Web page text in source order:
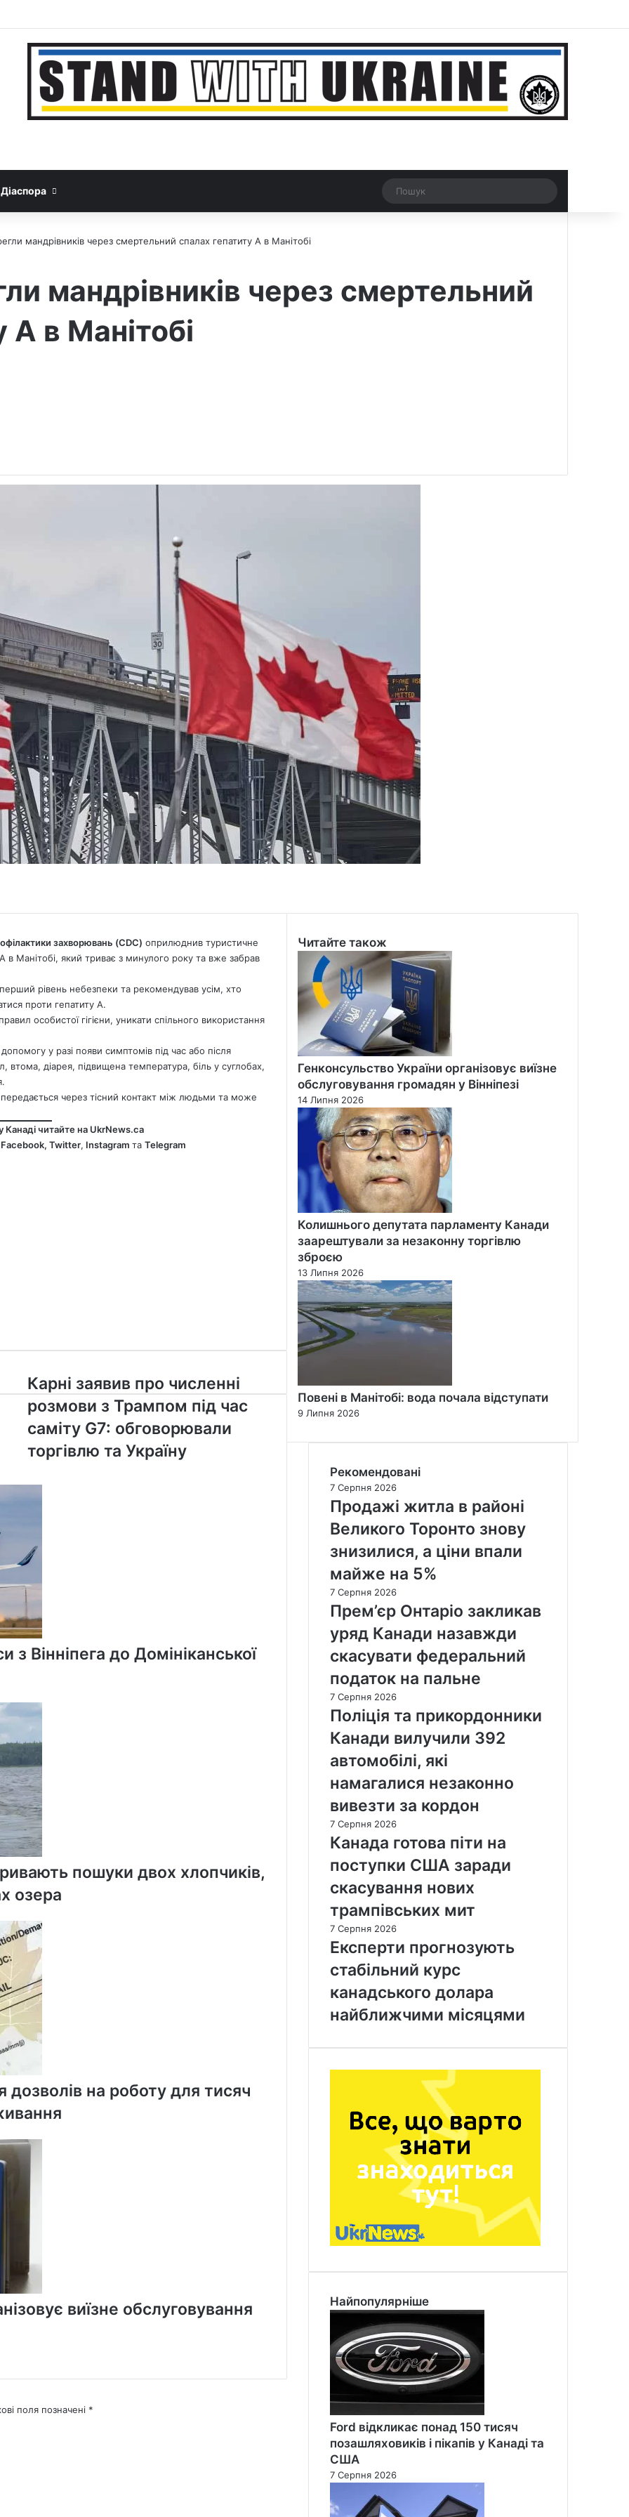
Google News
Threads
Діаспора Рандомна новина
Switch skin
мандрівників через смертельний спалах гепатиту А в Манітобі
мандрівників через смертельний
А в Манітобі
захворювань (CDC) оприлюднив туристичне
Манітобі, який триває з минулого року та вже забрав
перший рівень небезпеки та рекомендував усім, хто
проти гепатиту А.
особистої гігієни, уникати спільного використання
у разі появи симптомів під час або після
втома, діарея, підвищена температура, біль у суглобах,
через тісний контакт між людьми та може
Канаді читайте на UkrNews.ca
Facebook, Twitter, Instagram та Telegram
Карні
заявив
про
численні
розмови
з
час
торгівлю
Україну
Карні заявив про численні
розмови з Трампом під час
саміту G7: обговорювали
торгівлю та Україну
Вінніпега до Домініканської
пошуки двох хлопчиків,
озера
на роботу для тисяч
виїзне обслуговування
поля позначені *
Читайте також
Close
Генконсульство України організовує виїзне
обслуговування громадян у Вінніпезі
14 Липня 2026
Колишнього депутата парламенту Канади
заарештували за незаконну торгівлю
зброєю
13 Липня 2026
Повені в Манітобі: вода почала відступати
9 Липня 2026
Рекомендовані
7 Серпня 2026
Продажі житла в районі
Великого Торонто знову
знизилися, а ціни впали
майже на 5%
7 Серпня 2026
Прем’єр Онтаріо закликав
уряд Канади назавжди
скасувати федеральний
податок на пальне
7 Серпня 2026
Поліція та прикордонники
Канади вилучили 392
автомобілі, які
намагалися незаконно
вивезти за кордон
7 Серпня 2026
Канада готова піти на
поступки США заради
скасування нових
трампівських мит
7 Серпня 2026
Експерти прогнозують
стабільний курс
канадського долара
найближчими місяцями
Найпопулярніше
Ford відкликає понад 150 тисяч
позашляховиків і пікапів у Канаді та
США
7 Серпня 2026